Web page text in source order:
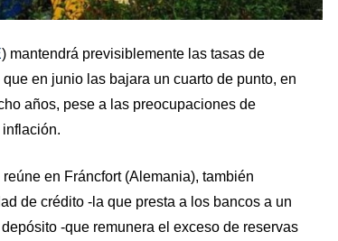
) mantendrá previsiblemente las tasas de
en junio las bajara un cuarto de punto, en
años, pese a las preocupaciones de
en Fráncfort (Alemania), también
de crédito -la que presta a los bancos a un
-que remunera el exceso de reservas